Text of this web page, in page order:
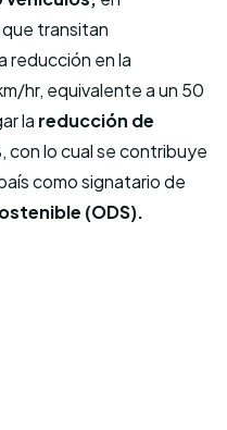
transitan
reducción en la
hr, equivalente a un 50
la reducción de
con lo cual se contribuye
como signatario de
(ODS).